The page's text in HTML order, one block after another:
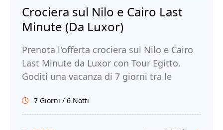
Crociera sul Nilo e Cairo Last
Minute (Da Luxor)
Prenota l'offerta crociera sul Nilo e Cairo
Last Minute da Luxor con Tour Egitto.
Goditi una vacanza di 7 giorni tra le
7 Giorni / 6 Notti